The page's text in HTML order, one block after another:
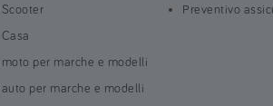
per marche e modelli
per marche e modelli
Preventivo